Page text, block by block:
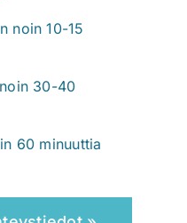
noin 10-15
30-40
60 minuuttia